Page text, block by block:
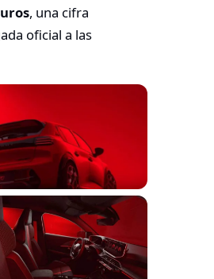
, una cifra
oficial a las